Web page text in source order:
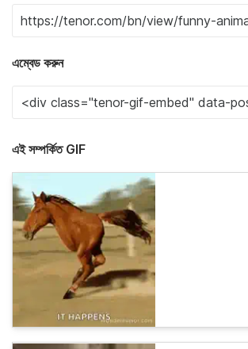
এম্বেড করুন
এই সম্পর্কিত GIF